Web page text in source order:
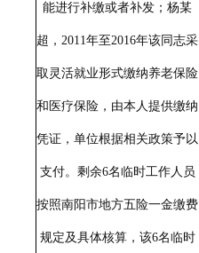
能进行补缴或者补发；杨某
超， 2011年至2016年该同志采
取灵活就业形式缴纳养老保险
和医疗保险，由本人提供缴纳
凭证，单位根据相关政策予以
支付。剩余6名临时工作人员
按照南阳市地方五险一金缴费
规定及具体核算，该6名临时